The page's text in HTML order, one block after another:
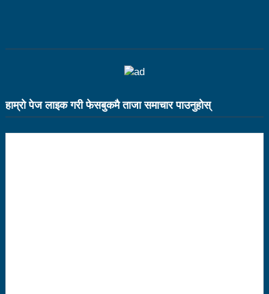
in Indian Ocean Rim countries was successfully
launched in Kunming
हाम्राे पेज लाइक गरी फेसबुकमै ताजा समाचार पाउनुहाेस्